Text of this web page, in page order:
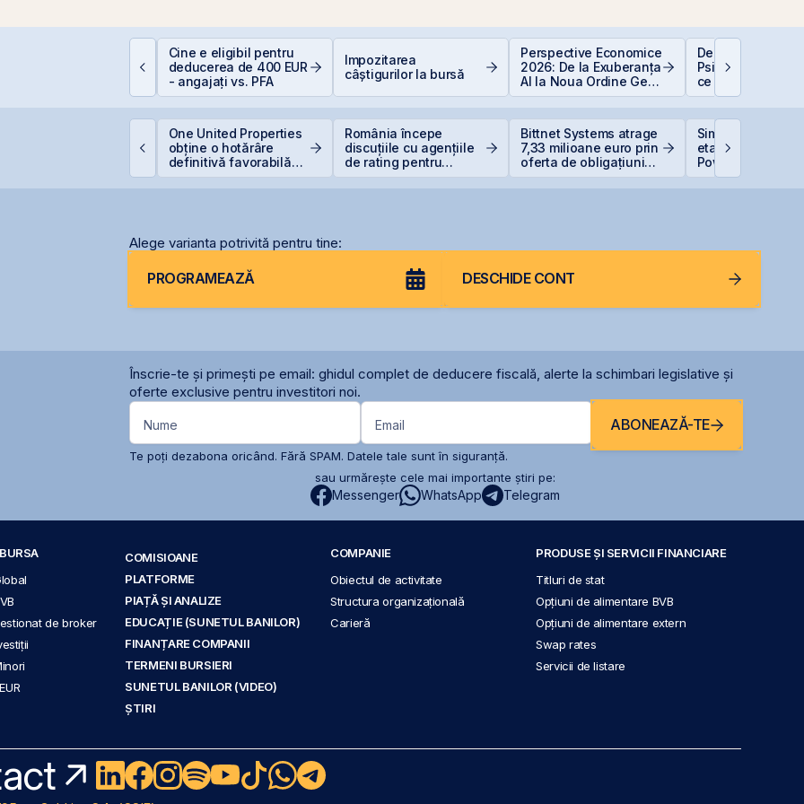
Cine e eligibil pentru
deducerea de 400 EUR
- angajați vs. PFA
Impozitarea
câștigurilor la bursă
Perspective Economice
2026: De la Exuberanța
AI la Noua Ordine Geo-
Economică
De la Caritas la
Psihologia fricii
ce 98,5% dintre
evită investițiile
One United Properties
obține o hotărâre
definitivă favorabilă
România începe
discuțiile cu agențiile
de rating pentru
Bittnet Systems atrage
7,33 milioane euro prin
oferta de obligațiuni
Simtel Team
etapizat 14% din
Power pentru
lei și își reduce
Alege varianta potrivită pentru tine:
PROGRAMEAZĂ DESCHIDE CONT
Înscrie-te și primești pe email: ghidul complet de deducere fiscală, alerte la schimbari legislative și
oferte exclusive pentru investitori noi.
Nume Email ABONEAZĂ-TE
Te poți dezabona oricând. Fără SPAM. Datele tale sunt în siguranță.
sau urmărește cele mai importante știri pe:
Messenger WhatsApp Telegram
de broker
COMISIOANE
PLATFORME
PIAȚĂ ȘI ANALIZE
EDUCAȚIE (SUNETUL BANILOR)
FINANȚARE COMPANII
TERMENI BURSIERI
SUNETUL BANILOR (VIDEO)
ȘTIRI
COMPANIE
Obiectul de activitate
Structura organizațională
Carieră
PRODUSE ȘI SERVICII FINANCIARE
Titluri de stat
Opțiuni de alimentare BVB
Opțiuni de alimentare extern
Swap rates
Servicii de listare